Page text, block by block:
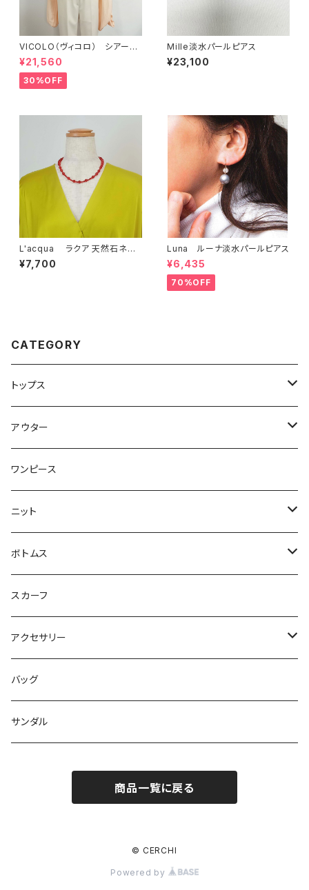
VICOLO（ヴィコロ） シアー素
材ブラウス VC488BL
¥21,560
30%OFF
Mille淡水パールピアス
¥23,100
L'acqua ラクア 天然石ネッ
クレス（メノウ）
¥7,700
Luna ルーナ淡水パールピアス
¥6,435
70%OFF
CATEGORY
トップス
トップス
ブラウス
Tシャツ
アウター
ジャケット
コート
ジレ
ブルゾン
ワンピース
ニット
ニット
カットソー
カーディガン
ジレ
ワンピース
ボトムス
スカート
パンツ
スカーフ
アクセサリー
ネックレス
バングル
バッグ
サンダル
商品一覧に戻る
© CERCHI
Powered by